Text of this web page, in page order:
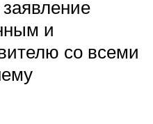
и
со всеми